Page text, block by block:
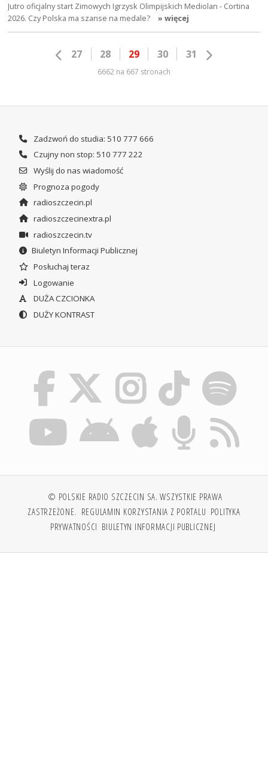
Jutro oficjalny start Zimowych Igrzysk Olimpijskich Mediolan - Cortina
2026. Czy Polska ma szanse na medale?
» więcej
27 28 29 30 31
6662 na 667 stronach
Zadzwoń do studia: 510 777 666
Czujny non stop: 510 777 222
Wyślij do nas wiadomość
Prognoza pogody
radioszczecin.pl
radioszczecinextra.pl
radioszczecin.tv
Biuletyn Informacji Publicznej
Posłuchaj teraz
Logowanie
DUŻA CZCIONKA
DUŻY KONTRAST
© POLSKIE RADIO SZCZECIN SA. WSZYSTKIE PRAWA
ZASTRZEŻONE. REGULAMIN KORZYSTANIA Z PORTALU POLITYKA
PRYWATNOŚCI BIULETYN INFORMACJI PUBLICZNEJ